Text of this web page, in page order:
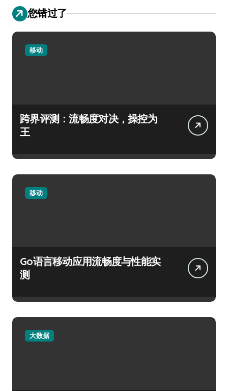
您错过了
移动
跨界评测：流畅度对决，操控为
王
移动
Go语言移动应用流畅度与性能实
测
大数据